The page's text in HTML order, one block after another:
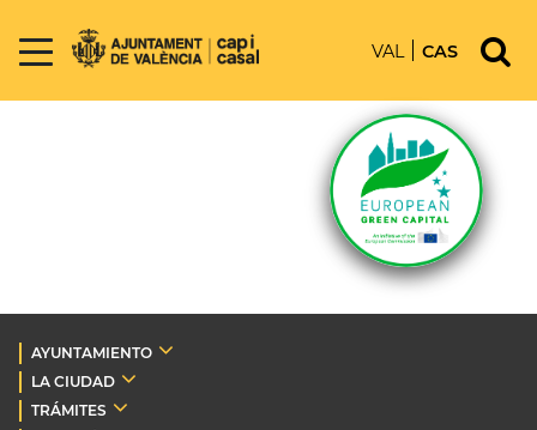
VAL CAS
AYUNTAMIENTO
LA CIUDAD
TRÁMITES